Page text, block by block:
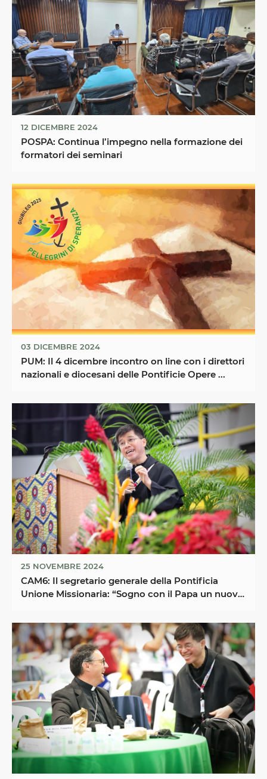
12 DICEMBRE 2024
POSPA: Continua l’impegno nella formazione dei
formatori dei seminari
03 DICEMBRE 2024
PUM: Il 4 dicembre incontro on line con i direttori
nazionali e diocesani delle Pontificie Opere ...
25 NOVEMBRE 2024
CAM6: Il segretario generale della Pontificia
Unione Missionaria: “Sogno con il Papa un nuovo